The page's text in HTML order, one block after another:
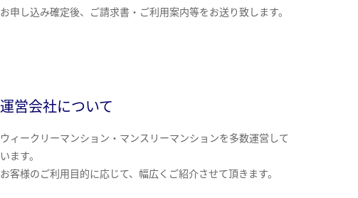
お申し込み確定後、ご請求書・ご利用案内等をお送り致します。
運営会社について
ウィークリーマンション・マンスリーマンションを多数運営して
います。
お客様のご利用目的に応じて、幅広くご紹介させて頂きます。